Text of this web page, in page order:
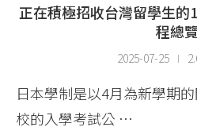
正在積極招收台灣留學生
程總
2025-07-25
日本學制是以4月為新學期
校的入學考試公 …